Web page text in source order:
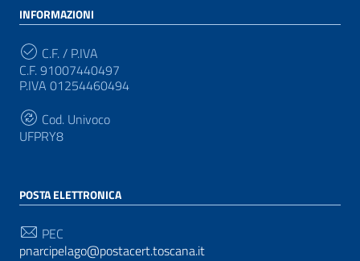
INFORMAZIONI
C.F. / P.IVA
C.F. 91007440497
P.IVA 01254460494
Cod. Univoco
UFPRY8
POSTA ELETTRONICA
PEC
pnarcipelago@postacert.toscana.it